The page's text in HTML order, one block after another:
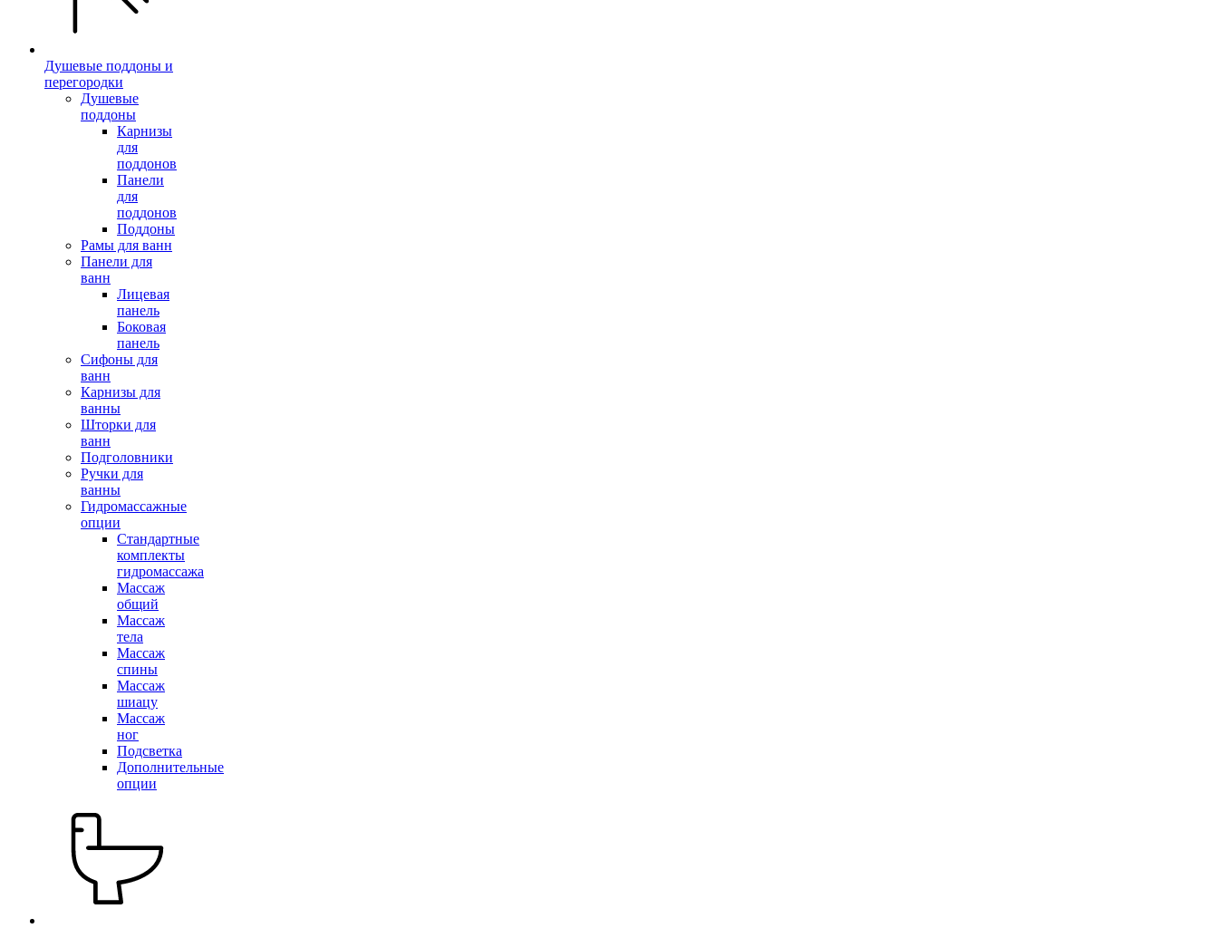
Душевые поддоны и
перегородки
Душевые
поддоны
Карнизы
для
поддонов
Панели
для
поддонов
Поддоны
Рамы для ванн
Панели для
ванн
Лицевая
панель
Боковая
панель
Сифоны для
ванн
Карнизы для
ванны
Шторки для
ванн
Подголовники
Ручки для
ванны
Гидромассажные
опции
Стандартные
комплекты
гидромассажа
Массаж
общий
Массаж
тела
Массаж
спины
Массаж
шиацу
Массаж
ног
Подсветка
Дополнительные
опции